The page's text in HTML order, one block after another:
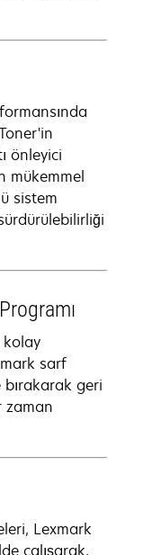
önleyici
mükemmel
sistem
kolay
sarf
bırakarak geri
zaman
Lexmark
çalışarak,